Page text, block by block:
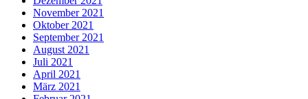
November 2021
Oktober 2021
September 2021
August 2021
Juli 2021
April 2021
März 2021